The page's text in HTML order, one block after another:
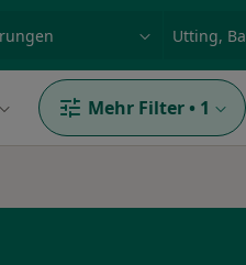
Mehr Filter • 1